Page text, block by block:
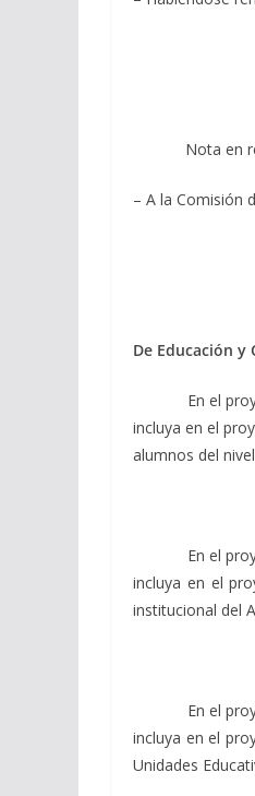
Nota en
– A la Comisión
De Educación y
En el
incluya en el
alumnos del
En el proyecto
incluya en el
institucional del
En el proyecto
incluya en el
Unidades